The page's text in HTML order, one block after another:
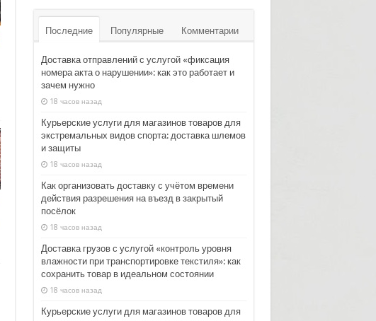
Последние Популярные Комментарии
Доставка отправлений с услугой «фиксация
номера акта о нарушении»: как это работает и
зачем нужно
18 часов назад
Курьерские услуги для магазинов товаров для
экстремальных видов спорта: доставка шлемов
и защиты
18 часов назад
Как организовать доставку с учётом времени
действия разрешения на въезд в закрытый
посёлок
18 часов назад
Доставка грузов с услугой «контроль уровня
влажности при транспортировке текстиля»: как
сохранить товар в идеальном состоянии
18 часов назад
Курьерские услуги для магазинов товаров для